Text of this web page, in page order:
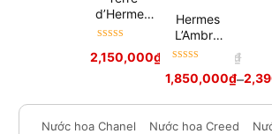
d’Hermes
Eau De
hạng5sao 2,600,000 ₫
2,150,000₫
Hermes
L’Ambre
des
hạng5sao
1,850,000₫–
Nước hoa Chanel Nước hoa Creed